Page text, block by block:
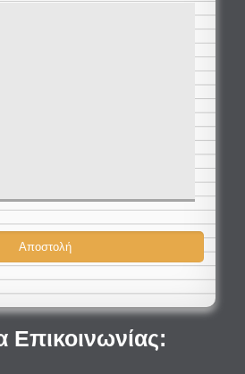
Επικοινωνίας: